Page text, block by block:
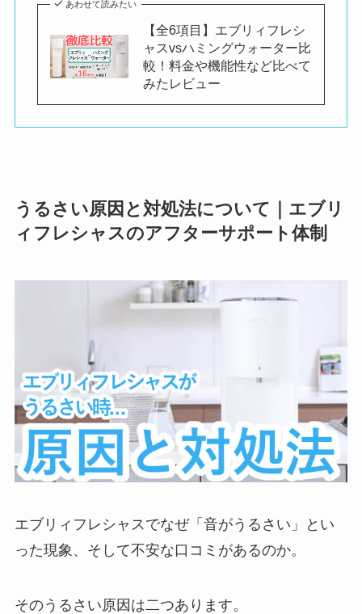
あわせて読みたい
【全6項目】エブリィフレシ
ャスvsハミングウォーター比
較！料金や機能性など比べて
みたレビュー
うるさい原因と対処法について｜エブリ
ィフレシャスのアフターサポート体制
エブリィフレシャスでなぜ「音がうるさい」とい
った現象、そして不安な口コミがあるのか。
そのうるさい原因は二つあります。